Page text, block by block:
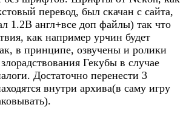
перевод, был скачан с сайта,
1.2В англ+все доп файлы) так что
как например урчин будет
в принципе, озвучены и ролики
Гекубы в случае
Достаточно перенести 3
внутри архива(в саму игру